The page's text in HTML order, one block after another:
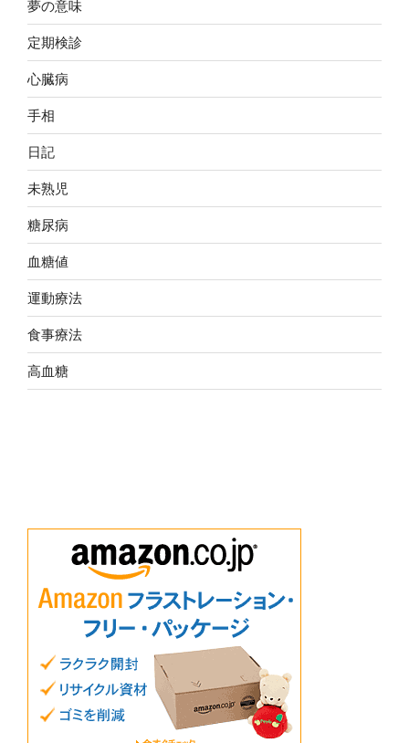
夢の意味
定期検診
心臓病
手相
日記
未熟児
糖尿病
血糖値
運動療法
食事療法
高血糖